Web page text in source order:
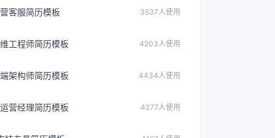
客服简历模板 3537人使用
工程师简历模板 4203人使用
架构师简历模板 4434人使用
营经理简历模板 4277人使用